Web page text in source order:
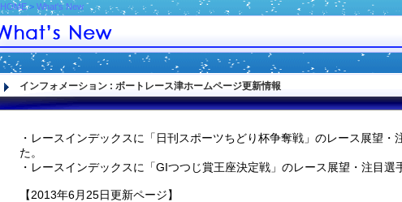
HOME> What's New
インフォメーション: ボートレース津ホームページ更新情報
・レースインデックスに「日刊スポーツちどり杯争奪戦」のレース展望・
た。
・レースインデックスに「GIつつじ賞王座決定戦」のレース展望・注目選
【2013年6月25日更新ページ】